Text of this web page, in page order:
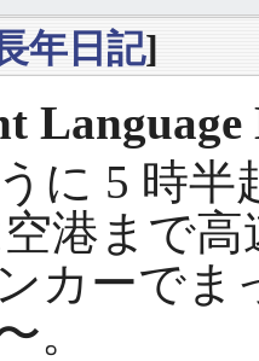
年日記]
Language
に 5 時半
港まで
カーでま
。